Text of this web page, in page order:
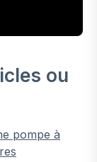
ou
pompe à